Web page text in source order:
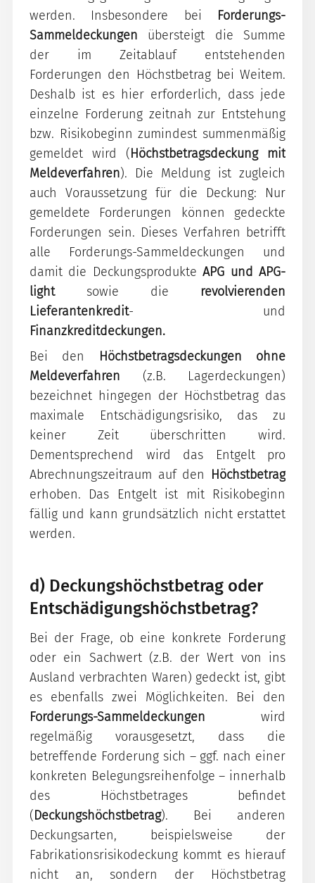
werden. Insbesondere bei Forderungs-
Sammeldeckungen übersteigt die Summe
der im Zeitablauf entstehenden
Forderungen den Höchstbetrag bei Weitem.
Deshalb ist es hier erforderlich, dass jede
einzelne Forderung zeitnah zur Entstehung
bzw. Risikobeginn zumindest summenmäßig
gemeldet wird (Höchstbetragsdeckung mit
Meldeverfahren). Die Meldung ist zugleich
auch Voraussetzung für die Deckung: Nur
gemeldete Forderungen können gedeckte
Forderungen sein. Dieses Verfahren betrifft
alle Forderungs-Sammeldeckungen und
damit die DeckungsprodukteAPG und APG-
lightsowie die revolvierenden
Lieferantenkredit- und
Finanzkreditdeckungen.
Bei den
Höchstbetragsdeckungen ohne
Meldeverfahren (z.B. Lagerdeckungen)
bezeichnet hingegen der Höchstbetrag das
maximale Entschädigungsrisiko, das zu
keiner Zeit überschritten wird.
Dementsprechend wird das Entgelt pro
Abrechnungszeitraum auf den Höchstbetrag
erhoben. Das Entgelt ist mit Risikobeginn
fällig und kann grundsätzlich nicht erstattet
werden.
d) Deckungshöchstbetrag oder
Entschädigungshöchstbetrag?
Bei der Frage, ob eine konkrete Forderung
oder ein Sachwert (z.B. der Wert von ins
Ausland verbrachten Waren) gedeckt ist, gibt
es ebenfalls zwei Möglichkeiten. Bei den
Forderungs-Sammeldeckungen wird
regelmäßig vorausgesetzt, dass die
betreffende Forderung sich – ggf. nach einer
konkreten Belegungsreihenfolge – innerhalb
des Höchstbetrages befindet
(Deckungshöchstbetrag). Bei anderen
Deckungsarten, beispielsweise der
Fabrikationsrisikodeckung kommt es hierauf
nicht an, sondern der Höchstbetrag